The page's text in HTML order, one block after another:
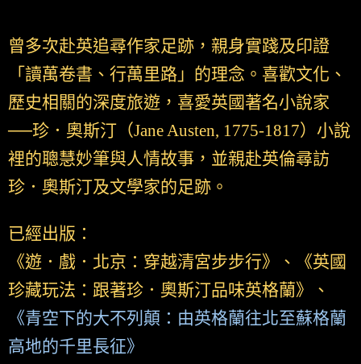
曾多次赴英追尋作家足跡，親身實踐及印證
「讀萬卷書、行萬里路」的理念。喜歡文化、
歷史相關的深度旅遊，喜愛英國著名小說家
──珍．奧斯汀（Jane Austen, 1775-1817）小說
裡的聰慧妙筆與人情故事，並親赴英倫尋訪
珍．奧斯汀及文學家的足跡。
已經出版：
《遊．戲．北京：穿越清宮步步行》、《英國
珍藏玩法：跟著珍．奧斯汀品味英格蘭》、
《青空下的大不列顛：由英格蘭往北至蘇格蘭
高地的千里長征》